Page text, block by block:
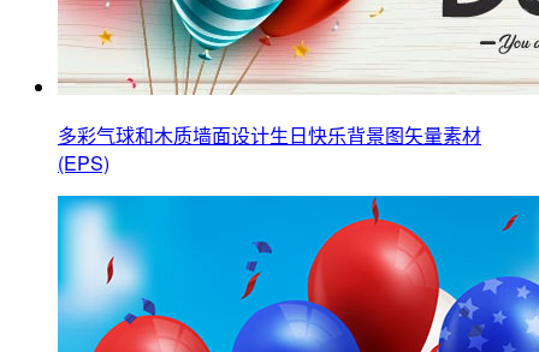
多彩气球和木质墙面设计生日快乐背景图矢量素材
(EPS)